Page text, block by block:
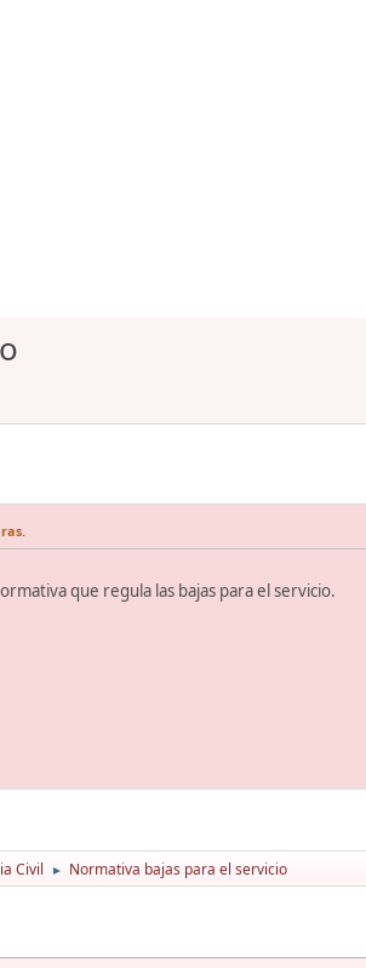
que regula las bajas para el servicio.
Civil ► Normativa bajas para el servicio